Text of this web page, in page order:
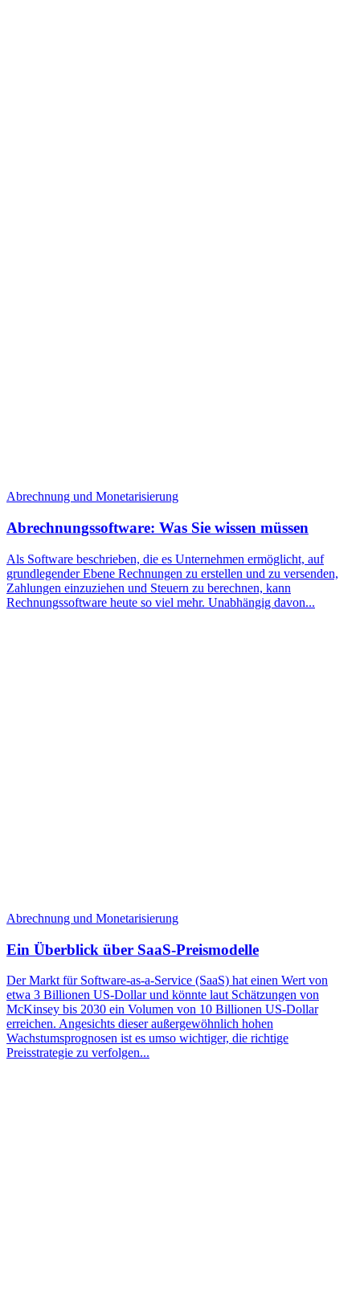
Abrechnung und Monetarisierung
Abrechnungssoftware: Was Sie wissen müssen
Als Software beschrieben, die es Unternehmen ermöglicht, auf
grundlegender Ebene Rechnungen zu erstellen und zu versenden,
Zahlungen einzuziehen und Steuern zu berechnen, kann
Rechnungssoftware heute so viel mehr. Unabhängig davon...
Abrechnung und Monetarisierung
Ein Überblick über SaaS-Preismodelle
Der Markt für Software-as-a-Service (SaaS) hat einen Wert von
etwa 3 Billionen US-Dollar und könnte laut Schätzungen von
McKinsey bis 2030 ein Volumen von 10 Billionen US-Dollar
erreichen. Angesichts dieser außergewöhnlich hohen
Wachstumsprognosen ist es umso wichtiger, die richtige
Preisstrategie zu verfolgen...